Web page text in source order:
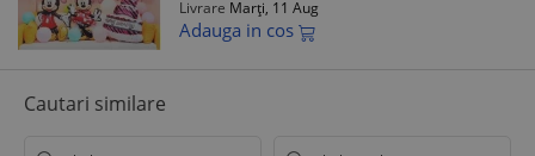
Livrare Marți, 11 Aug
Adauga in cos
Cautari similare